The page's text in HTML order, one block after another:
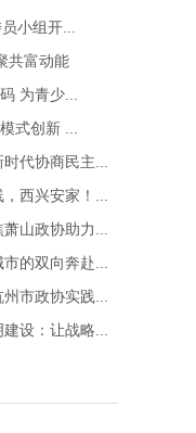
小组开...
共富动能
为青少...
式创新 ...
代协商民主...
西兴安家！...
山政协助力...
的双向奔赴...
市政协实践...
设：让战略...